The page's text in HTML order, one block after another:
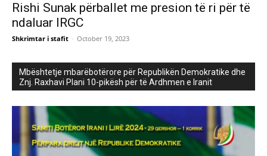
Rishi Sunak përballet me presion të ri për të
ndaluar IRGC
Shkrimtar i stafit - October 19, 2023
Mbështetje mbarëbotërore për Republikën Demokratike dhe
Znj. Raxhavi Plani 10-pikësh për të Ardhmen e Iranit